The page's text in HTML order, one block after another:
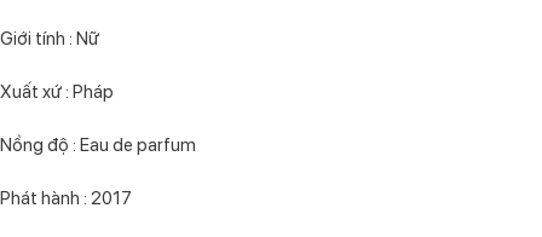
Giới tính : Nữ
Xuất xứ : Pháp
Nồng độ : Eau de parfum
Phát hành : 2017